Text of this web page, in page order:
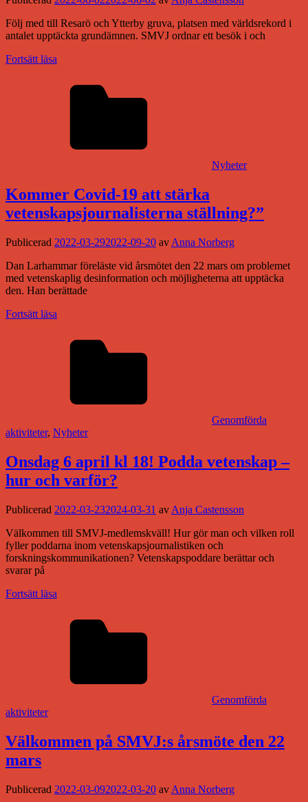
Följ med till Resarö och Ytterby gruva, platsen med världsrekord i
antalet upptäckta grundämnen. SMVJ ordnar ett besök i och
Fortsätt läsa
Nyheter
Kommer Covid-19 att stärka
vetenskapsjournalisterna ställning?”
Publicerad 2022-03-292022-09-20 av Anna Norberg
Dan Larhammar föreläste vid årsmötet den 22 mars om problemet
med vetenskaplig desinformation och möjligheterna att upptäcka
den. Han berättade
Fortsätt läsa
Genomförda
aktiviteter, Nyheter
Onsdag 6 april kl 18! Podda vetenskap –
hur och varför?
Publicerad 2022-03-232024-03-31 av Anja Castensson
Välkommen till SMVJ-medlemskväll! Hur gör man och vilken roll
fyller poddarna inom vetenskapsjournalistiken och
forskningskommunikationen? Vetenskapspoddare berättar och
svarar på
Fortsätt läsa
Genomförda
aktiviteter
Välkommen på SMVJ:s årsmöte den 22
mars
Publicerad 2022-03-092022-03-20 av Anna Norberg